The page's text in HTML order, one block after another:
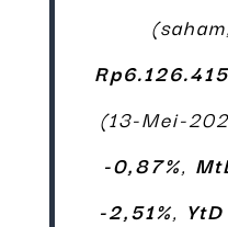
(13-Mei-
-0,87%,
-2,51%,